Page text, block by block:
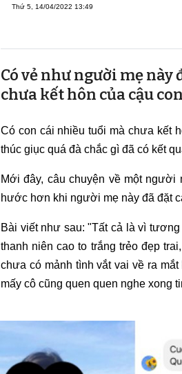
Thứ 5, 14/04/2022 13:49
Có vẻ như người mẹ
chưa kết hôn của cậu
Có con cái nhiều tuổi mà chưa kết
thúc giục quá đà chắc gì đã có kết
Mới đây, câu chuyện về một
hước hơn khi người mẹ này đã đặt
Bài viết như sau: "Tất cả là vì
thanh niên cao to trắng trẻo đẹp
chưa có mảnh tình vắt vai về ra
mấy cô cũng quen quen nghe xong